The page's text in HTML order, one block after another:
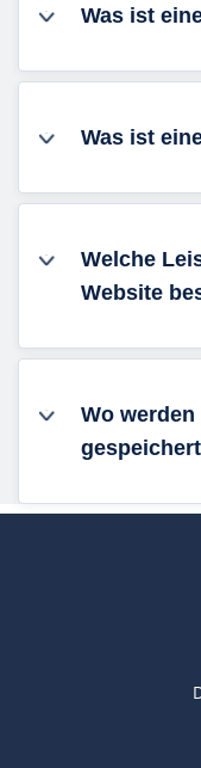
Was ist
Was ist
Welche
Website
Wo werden